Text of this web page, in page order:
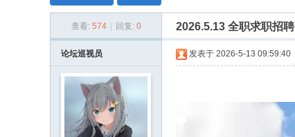
州
查看: 574 回复: 0 2026.5.13 全职求职招聘
论坛巡视员 发表于 2026-5-13 09:59:40